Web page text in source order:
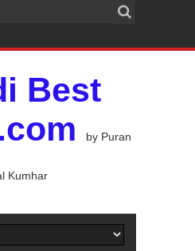
Best
by Puran
Kumhar